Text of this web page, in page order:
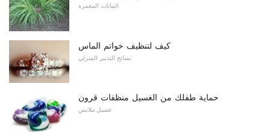
النباتات المعمرة
كيف لتنظيف خواتم الماس
نصائح التدبير المنزلي
حماية طفلك من الغسيل منظفات قرون
غسيل ملابس